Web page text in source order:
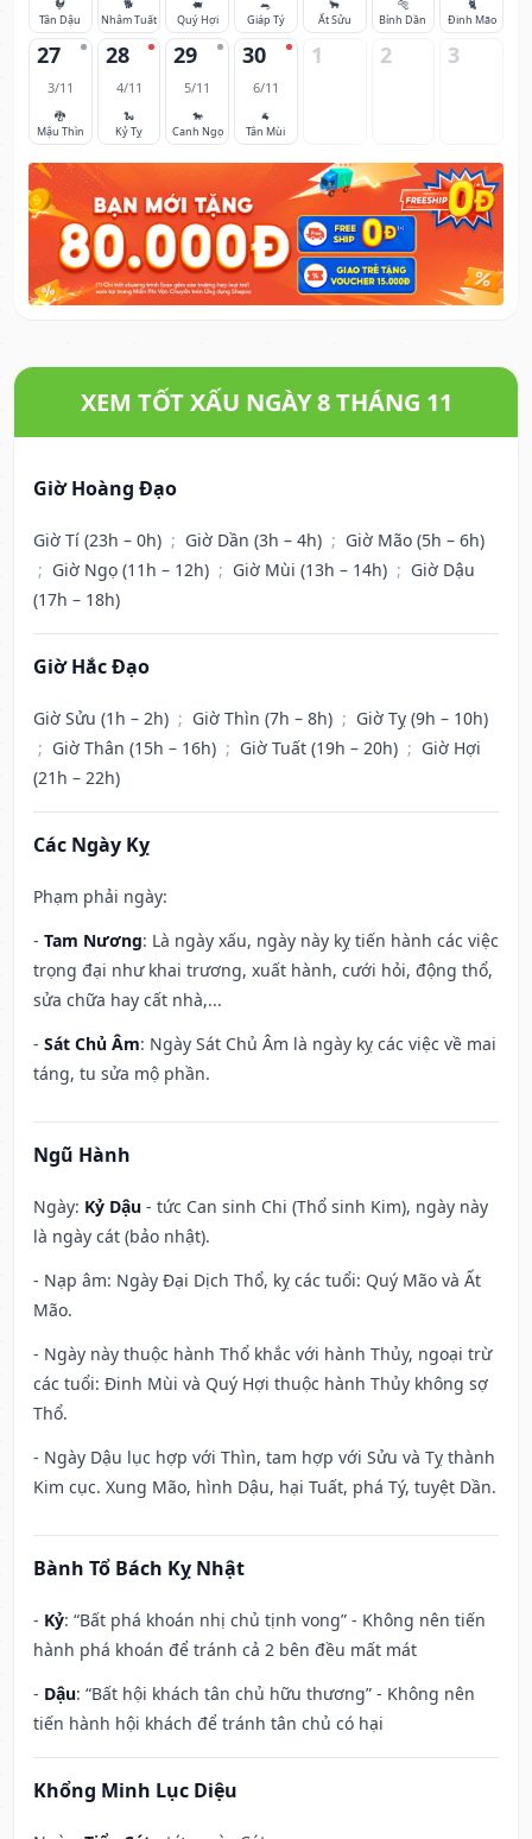
🐓
Tân Dậu
🐕
Nhâm Tuất
🐖
Quý Hợi
🐀
Giáp Tý
🐂
Ất Sửu
🐅
Bính Dần
🐈
Đinh Mão
27
3/11
🐉
Mậu Thìn
28
4/11
🐍
Kỷ Tỵ
29
5/11
🐎
Canh Ngọ
30
6/11
🐐
Tân Mùi
1 2 3
XEM TỐT XẤU NGÀY 8 THÁNG 11
Giờ Hoàng Đạo
Giờ Tí (23h – 0h) ; Giờ Dần (3h – 4h) ; Giờ Mão (5h – 6h)
; Giờ Ngọ (11h – 12h) ; Giờ Mùi (13h – 14h) ; Giờ Dậu
(17h – 18h)
Giờ Hắc Đạo
Giờ Sửu (1h – 2h) ; Giờ Thìn (7h – 8h) ; Giờ Tỵ (9h – 10h)
; Giờ Thân (15h – 16h) ; Giờ Tuất (19h – 20h) ; Giờ Hợi
(21h – 22h)
Các Ngày Kỵ
Phạm phải ngày:
- Tam Nương: Là ngày xấu, ngày này kỵ tiến hành các việc
trọng đại như khai trương, xuất hành, cưới hỏi, động thổ,
sửa chữa hay cất nhà,...
- Sát Chủ Âm: Ngày Sát Chủ Âm là ngày kỵ các việc về mai
táng, tu sửa mộ phần.
Ngũ Hành
Ngày: Kỷ Dậu - tức Can sinh Chi (Thổ sinh Kim), ngày này
là ngày cát (bảo nhật).
- Nạp âm: Ngày Đại Dịch Thổ, kỵ các tuổi: Quý Mão và Ất
Mão.
- Ngày này thuộc hành Thổ khắc với hành Thủy, ngoại trừ
các tuổi: Đinh Mùi và Quý Hợi thuộc hành Thủy không sợ
Thổ.
- Ngày Dậu lục hợp với Thìn, tam hợp với Sửu và Tỵ thành
Kim cục. Xung Mão, hình Dậu, hại Tuất, phá Tý, tuyệt Dần.
Bành Tổ Bách Kỵ Nhật
- Kỷ: “Bất phá khoán nhị chủ tịnh vong” - Không nên tiến
hành phá khoán để tránh cả 2 bên đều mất mát
- Dậu: “Bất hội khách tân chủ hữu thương” - Không nên
tiến hành hội khách để tránh tân chủ có hại
Khổng Minh Lục Diệu